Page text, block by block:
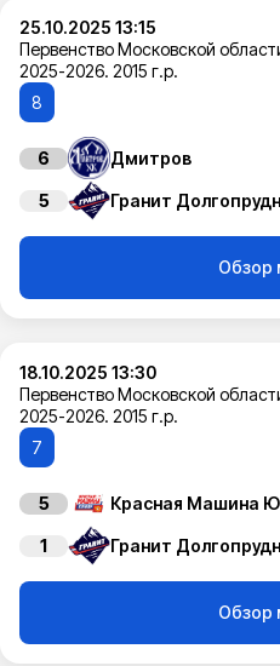
25.10.2025 13:15
Первенство Московской
2025-2026. 2015 г.р.
8
6 Дмитров
5 Гранит
Обзор
18.10.2025 13:30
Первенство Московской
2025-2026. 2015 г.р.
7
5 Красная Машина
1 Гранит
Обзор